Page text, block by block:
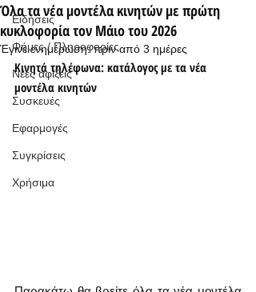
Ειδήσεις
Φήμες / Πληροφορίες
Νέες αφίξεις
Συσκευές
Εφαρμογές
Συγκρίσεις
Χρήσιμα
Όλα τα νέα μοντέλα κινητών με πρώτη
κυκλοφορία τον Μάιο του 2026
Έγινε ενημέρωση:πριν από 3 ημέρες
Κινητά τηλέφωνα: κατάλογος με τα νέα
μοντέλα κινητών